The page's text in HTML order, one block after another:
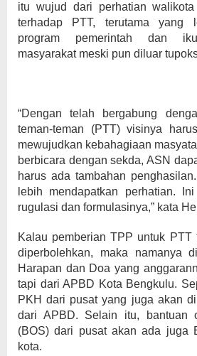
itu wujud dari perhatian
terhadap PTT, terutama yang
program pemerintah dan
masyarakat meski pun diluar
“Dengan telah bergabung
teman-teman (PTT) visinya
mewujudkan kebahagiaan
berbicara dengan sekda, ASN
harus ada tambahan
lebih mendapatkan perhatian.
rugulasi dan formulasinya,” kata
Kalau pemberian TPP untuk
diperbolehkan, maka namanya
Harapan dan Doa yang
tapi dari APBD Kota Bengkulu.
PKH dari pusat yang juga akan
dari APBD. Selain itu, bantuan
(BOS) dari pusat akan ada juga
kota.